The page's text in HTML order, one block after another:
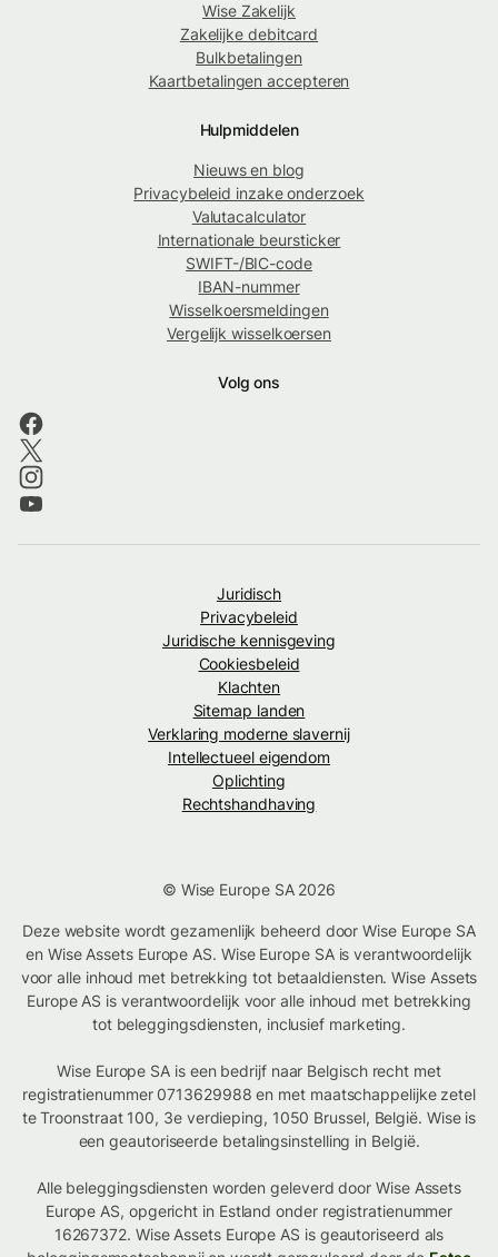
Wise Zakelijk
Zakelijke debitcard
Bulkbetalingen
Kaartbetalingen accepteren
Hulpmiddelen
Nieuws en blog
Privacybeleid inzake onderzoek
Valutacalculator
Internationale beursticker
SWIFT-/BIC-code
IBAN-nummer
Wisselkoersmeldingen
Vergelijk wisselkoersen
Volg ons
Juridisch
Privacybeleid
Juridische kennisgeving
Cookiesbeleid
Klachten
Sitemap landen
Verklaring moderne slavernij
Intellectueel eigendom
Oplichting
Rechtshandhaving
© Wise Europe SA 2026
Deze website wordt gezamenlijk beheerd door Wise Europe SA
en Wise Assets Europe AS. Wise Europe SA is verantwoordelijk
voor alle inhoud met betrekking tot betaaldiensten. Wise Assets
Europe AS is verantwoordelijk voor alle inhoud met betrekking
tot beleggingsdiensten, inclusief marketing.
Wise Europe SA is een bedrijf naar Belgisch recht met
registratienummer 0713629988 en met maatschappelijke zetel
te Troonstraat 100, 3e verdieping, 1050 Brussel, België. Wise is
een geautoriseerde betalingsinstelling in België.
Alle beleggingsdiensten worden geleverd door Wise Assets
Europe AS, opgericht in Estland onder registratienummer
16267372. Wise Assets Europe AS is geautoriseerd als